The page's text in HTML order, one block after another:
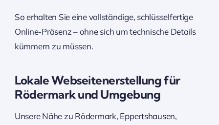
So erhalten Sie eine vollständige, schlüsselfertige
Online-Präsenz – ohne sich um technische Details
kümmern zu müssen.
Lokale Webseitenerstellung für
Rödermark und Umgebung
Unsere Nähe zu Rödermark, Eppertshausen,